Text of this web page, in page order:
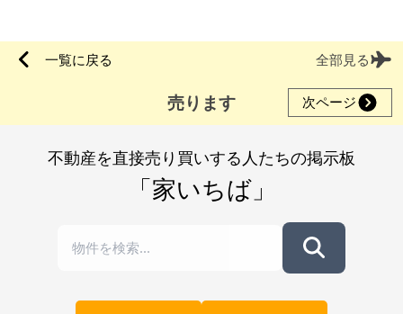
一覧に戻る 全部見る
売ります 次ページ
不動産を直接売り買いする人たちの掲示板
「家いちば」